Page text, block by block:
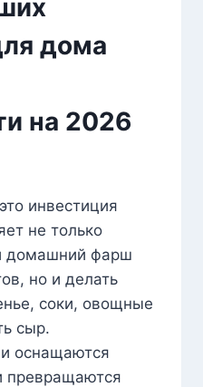
дома
на 2026
инвестиция
не только
домашний фарш
но и делать
соки, овощные
сыр.
оснащаются
превращаются